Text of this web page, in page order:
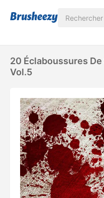
20 Éclaboussures
Vol.5